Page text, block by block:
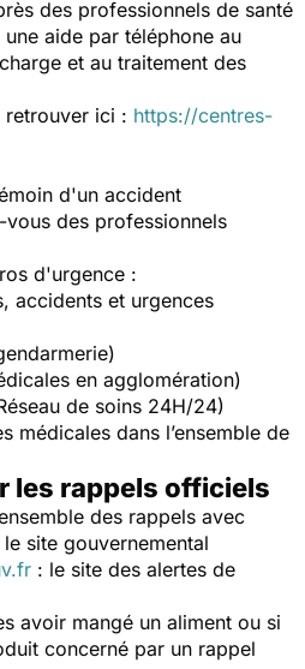
des professionnels de santé
aide par téléphone au
et au traitement des
retrouver ici : https://centres-
d'un accident
des professionnels
d'urgence :
accidents et urgences
en agglomération)
de soins 24H/24)
médicales dans l’ensemble de
les rappels officiels
des rappels avec
site gouvernemental
: le site des alertes de
avoir mangé un aliment ou si
concerné par un rappel